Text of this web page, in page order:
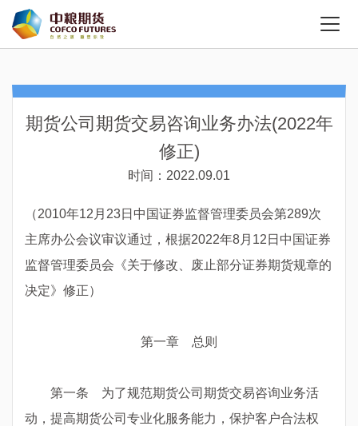
期货公司期货交易咨询业务办法(2022年
修正)
时间：2022.09.01
（2010年12月23日中国证券监督管理委员会第289次
主席办公会议审议通过，根据2022年8月12日中国证券
监督管理委员会《关于修改、废止部分证券期货规章的
决定》修正）
第一章 总则
第一条 为了规范期货公司期货交易咨询业务活
动，提高期货公司专业化服务能力，保护客户合法权